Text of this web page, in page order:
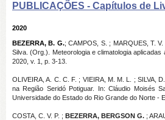
PUBLICAÇÕES - Capítulos de
2020
BEZERRA, B. G.; CAMPOS, S. ; MARQUES, T.
Silva. (Org.). Meteorologia e climatologia
2020, v. 1, p. 3-13.
OLIVEIRA, A. C. C. F. ; VIEIRA, M. M. L. ; SILVA,
na Região Seridó Potiguar. In: Cláudio Moisés
Universidade do Estado do Rio Grande do Norte -
COSTA, C. V. P. ; BEZERRA, BERGSON G. ;